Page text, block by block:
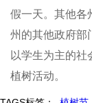
假一天。其他各
州的其他政府部
以学生为主的社
植树活动。